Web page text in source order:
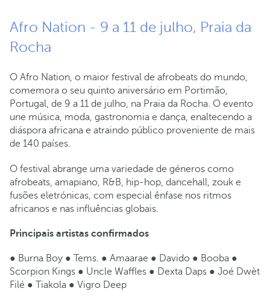
Afro Nation - 9 a 11 de julho, Praia da
Rocha
O Afro Nation, o maior festival de afrobeats do mundo,
comemora o seu quinto aniversário em Portimão,
Portugal, de 9 a 11 de julho, na Praia da Rocha. O evento
une música, moda, gastronomia e dança, enaltecendo a
diáspora africana e atraindo público proveniente de mais
de 140 países.
O festival abrange uma variedade de géneros como
afrobeats, amapiano, R&B, hip-hop, dancehall, zouk e
fusões eletrónicas, com especial ênfase nos ritmos
africanos e nas influências globais.
Principais artistas confirmados
● Burna Boy ● Tems. ● Amaarae ● Davido ● Booba ●
Scorpion Kings ● Uncle Waffles ● Dexta Daps ● Joé Dwèt
Filé ● Tiakola ● Vigro Deep